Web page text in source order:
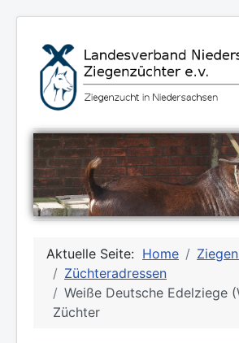
Aktuelle Seite: Home
Züchteradressen
Weiße Deutsche Edelziege
Züchter